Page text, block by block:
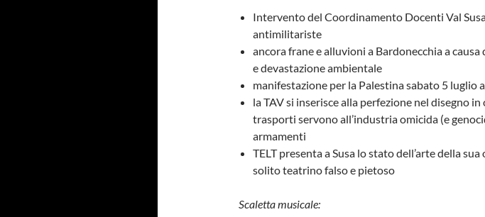
Intervento del Coordinamento Docenti Val
antimilitariste
ancora frane e alluvioni a Bardonecchia a
e devastazione ambientale
manifestazione per la Palestina sabato 5 luglio
la TAV si inserisce alla perfezione nel disegno
trasporti servono all’industria omicida (e
armamenti
TELT presenta a Susa lo stato dell’arte della
solito teatrino falso e pietoso
Scaletta musicale: